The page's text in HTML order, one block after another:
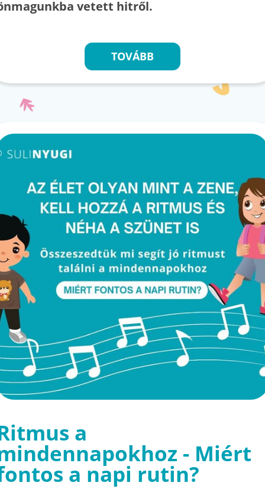
vetett hitről.
TOVÁBB
a
- Miért
a napi rutin?